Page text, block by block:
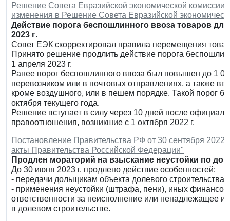
Решение Совета Евразийской экономической комиссии
изменения в Решение Совета Евразийской
Действие порога беспошлинного ввоза товаров
2023 г.
Совет ЕЭК скорректировал правила перемещения
Принято решение продлить действие порога
1 апреля 2023 г.
Ранее порог беспошлинного ввоза был повышен до 1
перевозчиком или в почтовых отправлениях, а также
кроме воздушного, или в пешем порядке. Такой порог
октября текущего года.
Решение вступает в силу через 10 дней после
правоотношения, возникшие с 1 октября 2022 г.
Постановление Правительства РФ от 30 сентября
акты Правительства Российской Федерации"
Продлен мораторий на взыскание неустойки по
До 30 июня 2023 г. продлено действие особенностей:
- передачи дольщикам объекта долевого строительства;
- применения неустойки (штрафа, пени), иных
ответственности за неисполнение или ненадлежащее
в долевом строительстве.